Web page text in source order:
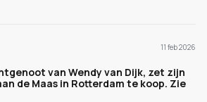
11 feb 2026
van Wendy van Dijk, zet zijn
de Maas in Rotterdam te koop. Zie